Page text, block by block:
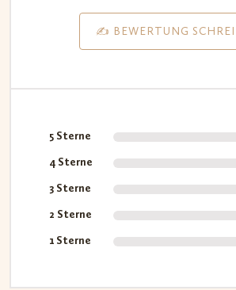
✍️ BEWERTUNG
5 Sterne
4 Sterne
3 Sterne
2 Sterne
1 Sterne